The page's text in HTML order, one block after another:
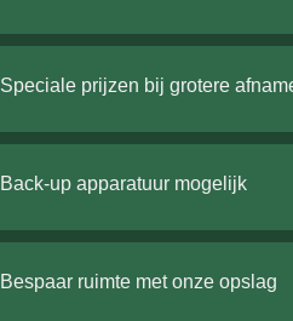
Speciale prijzen bij grotere
Back-up apparatuur mogelijk
Bespaar ruimte met onze opslag